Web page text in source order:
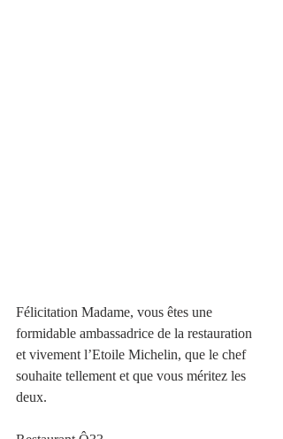
Félicitation Madame, vous êtes une
formidable ambassadrice de la restauration
et vivement l’Etoile Michelin, que le chef
souhaite tellement et que vous méritez les
deux.